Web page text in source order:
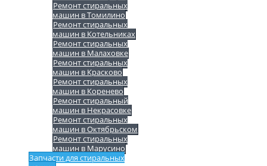
Ремонт стиральных
машин в Томилино
Ремонт стиральных
машин в Котельниках
Ремонт стиральных
машин в Малаховке
Ремонт стиральных
машин в Красково
Ремонт стиральных
машин в Коренево
Ремонт стиральный
машин в Некрасовке
Ремонт стиральных
машин в Октябрьском
Ремонт стиральных
машин в Марусино
Запчасти для стиральных